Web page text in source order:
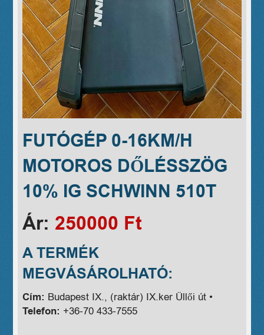
FUTÓGÉP 0-16KM/H
MOTOROS DŐLÉSSZÖG
10% IG SCHWINN 510T
Ár: 250000 Ft
A TERMÉK
MEGVÁSÁROLHATÓ:
Cím: Budapest IX., (raktár) IX.ker Üllői út •
Telefon: +36-70 433-7555